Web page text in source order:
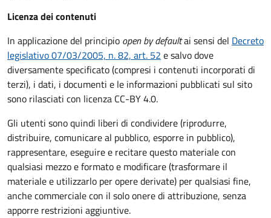
Licenza dei contenuti
In applicazione del principio open by defaultai sensi del Decreto
legislativo 07/03/2005, n. 82, art. 52 e salvo dove
diversamente specificato (compresi i contenuti incorporati di
terzi), i dati, i documenti e le informazioni pubblicati sul sito
sono rilasciati con licenza CC-BY 4.0.
Gli utenti sono quindi liberi di condividere (riprodurre,
distribuire, comunicare al pubblico, esporre in pubblico),
rappresentare, eseguire e recitare questo materiale con
qualsiasi mezzo e formato e modificare (trasformare il
materiale e utilizzarlo per opere derivate) per qualsiasi fine,
anche commerciale con il solo onere di attribuzione, senza
apporre restrizioni aggiuntive.